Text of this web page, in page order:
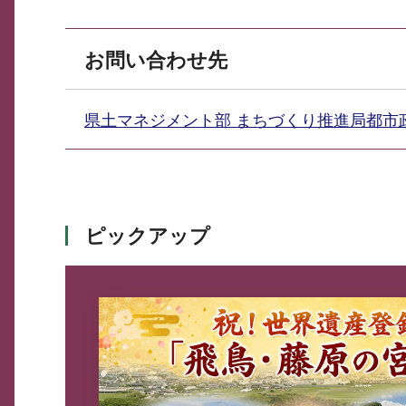
お問い合わせ先
県土マネジメント部 まちづくり推進局都
ピックアップ